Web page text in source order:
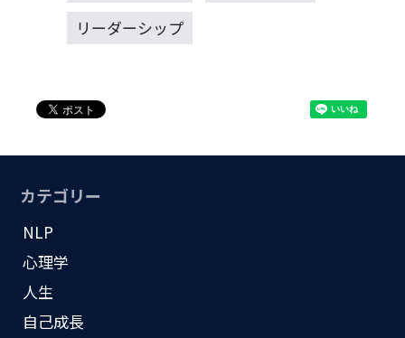
リーダーシップ
カテゴリー
NLP
心理学
人生
自己成長